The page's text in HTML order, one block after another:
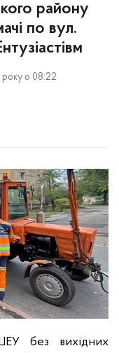
району
по вул.
року о 08:22
без вихідних